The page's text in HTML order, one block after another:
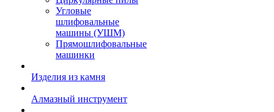
Угловые
шлифовальные
машины (УШМ)
Прямошлифовальные
машинки
Изделия из камня
Алмазный инструмент